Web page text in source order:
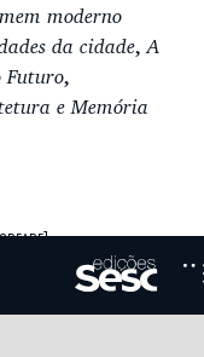
costumam ser
moderno
da cidade,A
Futuro,
e Memória